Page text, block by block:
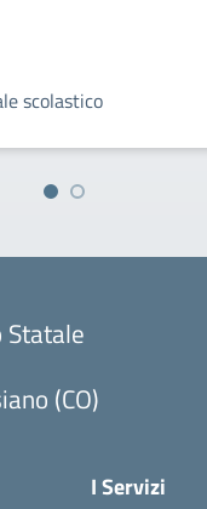
scolastico
(CO)
I Servizi